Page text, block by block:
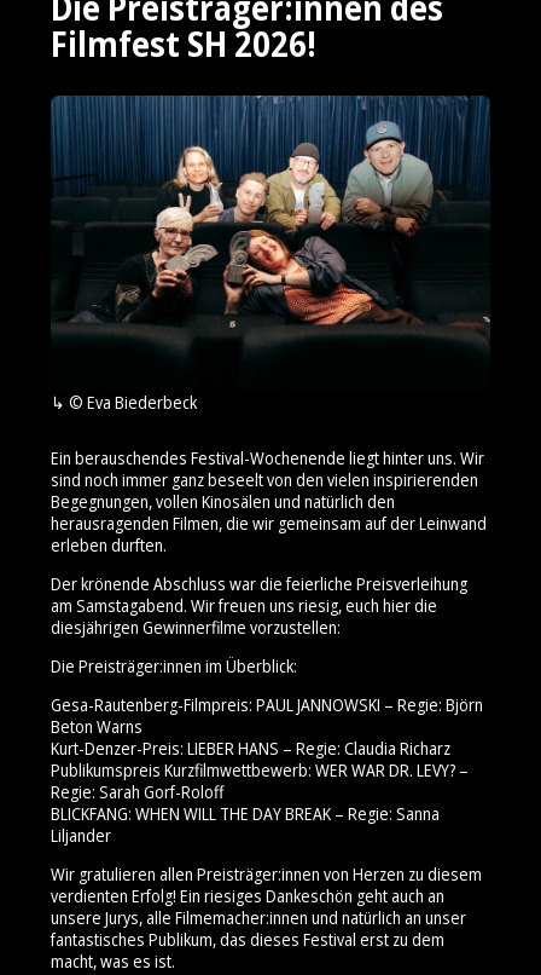
Filmfest SH 2026!
© Eva Biederbeck
Ein berauschendes Festival-Wochenende liegt hinter uns. Wir
sind noch immer ganz beseelt von den vielen inspirierenden
Begegnungen, vollen Kinosälen und natürlich den
herausragenden Filmen, die wir gemeinsam auf der Leinwand
erleben durften.
Der krönende Abschluss war die feierliche Preisverleihung
am Samstagabend. Wir freuen uns riesig, euch hier die
diesjährigen Gewinnerfilme vorzustellen:
Die Preisträger:innen im Überblick:
Gesa-Rautenberg-Filmpreis: PAUL JANNOWSKI – Regie: Björn
Beton Warns
Kurt-Denzer-Preis: LIEBER HANS – Regie: Claudia Richarz
Publikumspreis Kurzfilmwettbewerb: WER WAR DR. LEVY? –
Regie: Sarah Gorf-Roloff
BLICKFANG: WHEN WILL THE DAY BREAK – Regie: Sanna
Liljander
Wir gratulieren allen Preisträger:innen von Herzen zu diesem
verdienten Erfolg! Ein riesiges Dankeschön geht auch an
unsere Jurys, alle Filmemacher:innen und natürlich an unser
fantastisches Publikum, das dieses Festival erst zu dem
macht, was es ist.